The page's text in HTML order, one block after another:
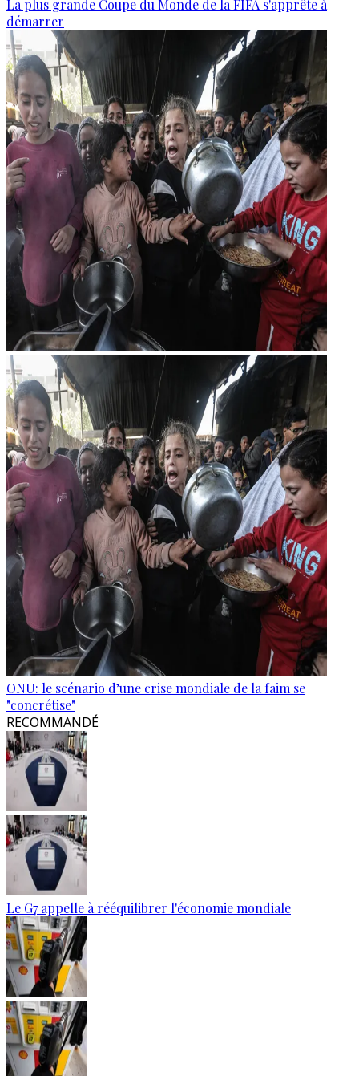
La plus grande Coupe du Monde de la FIFA s'apprête à
démarrer
ONU: le scénario d’une crise mondiale de la faim se
"concrétise"
RECOMMANDÉ
Le G7 appelle à rééquilibrer l'économie mondiale